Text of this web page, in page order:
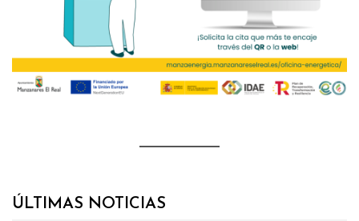
ÚLTIMAS NOTICIAS